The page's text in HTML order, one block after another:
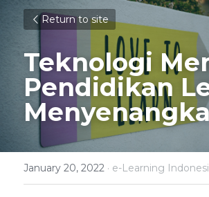
Return to site
Teknologi
Pendidikan
January 20, 2022 · e-Learning